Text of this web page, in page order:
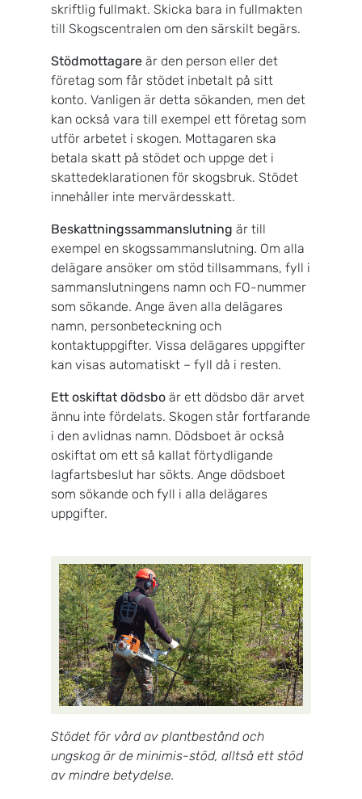
skriftlig fullmakt. Skicka bara in fullmakten
till Skogscentralen om den särskilt begärs.
Stödmottagare är den person eller det
företag som får stödet inbetalt på sitt
konto. Vanligen är detta sökanden, men det
kan också vara till exempel ett företag som
utför arbetet i skogen. Mottagaren ska
betala skatt på stödet och uppge det i
skattedeklarationen för skogsbruk. Stödet
innehåller inte mervärdesskatt.
Beskattningssammanslutning är till
exempel en skogssammanslutning. Om alla
delägare ansöker om stöd tillsammans, fyll i
sammanslutningens namn och FO-nummer
som sökande. Ange även alla delägares
namn, personbeteckning och
kontaktuppgifter. Vissa delägares uppgifter
kan visas automatiskt – fyll då i resten.
Ett oskiftat dödsbo är ett dödsbo där arvet
ännu inte fördelats. Skogen står fortfarande
i den avlidnas namn. Dödsboet är också
oskiftat om ett så kallat förtydligande
lagfartsbeslut har sökts. Ange dödsboet
som sökande och fyll i alla delägares
uppgifter.
Stödet för vård av plantbestånd och
ungskog är de minimis-stöd, alltså ett stöd
av mindre betydelse.